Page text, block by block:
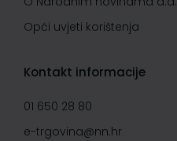
Opći uvjeti korištenja
Kontakt informacije
01 650 28 80
e-trgovina@nn.hr